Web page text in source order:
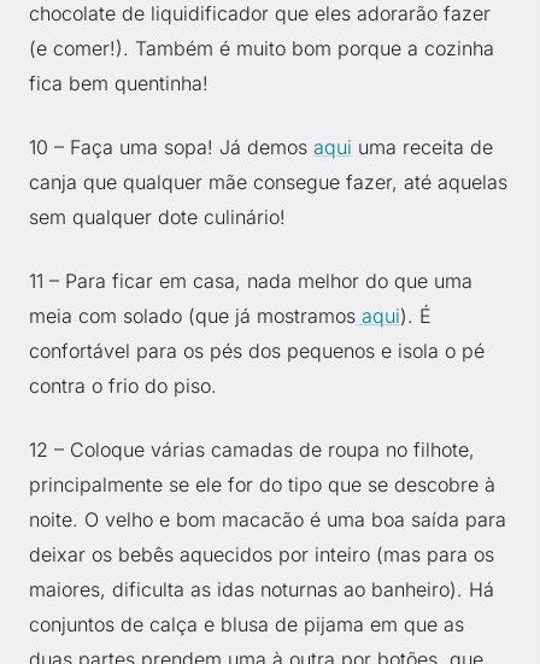
chocolate de liquidificador que eles adorarão fazer
(e comer!). Também é muito bom porque a cozinha
fica bem quentinha!
10 – Faça uma sopa! Já demos aqui uma receita de
canja que qualquer mãe consegue fazer, até aquelas
sem qualquer dote culinário!
11 – Para ficar em casa, nada melhor do que uma
meia com solado (que já mostramos aqui). É
confortável para os pés dos pequenos e isola o pé
contra o frio do piso.
12 – Coloque várias camadas de roupa no filhote,
principalmente se ele for do tipo que se descobre à
noite. O velho e bom macacão é uma boa saída para
deixar os bebês aquecidos por inteiro (mas para os
maiores, dificulta as idas noturnas ao banheiro). Há
conjuntos de calça e blusa de pijama em que as
duas partes prendem uma à outra por botões, que